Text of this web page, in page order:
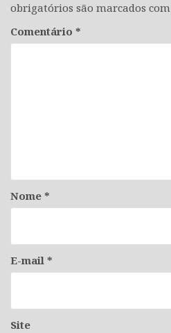
obrigatórios são marcados com
Comentário *
Nome *
E-mail *
Site